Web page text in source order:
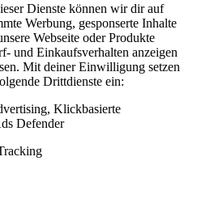
Dienste können wir dir auf
Werbung, gesponserte Inhalte
Webseite oder Produkte
und Einkaufsverhalten anzeigen
Mit deiner Einwilligung setzen
Drittdienste ein:
Klickbasierte
Defender